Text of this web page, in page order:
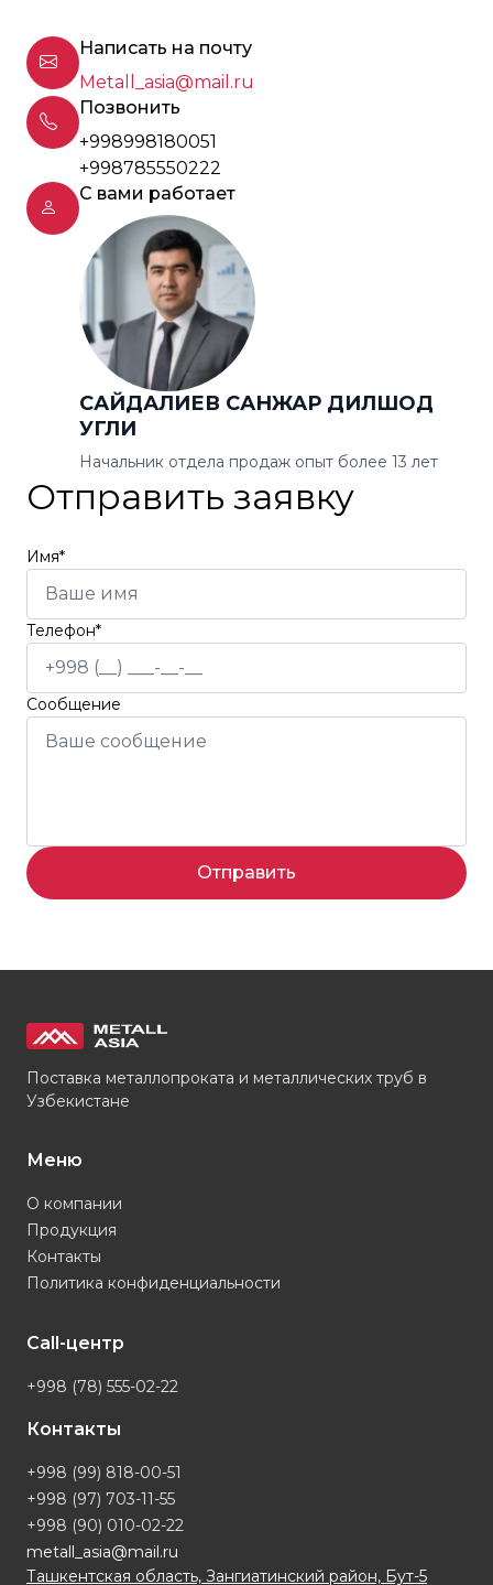
Написать на почту
Metall_asia@mail.ru
Позвонить
+998998180051
+998785550222
С вами работает
САЙДАЛИЕВ САНЖАР ДИЛШОД
УГЛИ
Начальник отдела продаж опыт более 13 лет
Отправить заявку
Имя*
Телефон*
Сообщение
Отправить
Поставка металлопроката и металлических труб в
Узбекистане
Меню
О компании
Продукция
Контакты
Политика конфиденциальности
Call-центр
+998 (78) 555-02-22
Контакты
+998 (99) 818-00-51
+998 (97) 703-11-55
+998 (90) 010-02-22
metall_asia@mail.ru
Ташкентская область, Зангиатинский район, Бут-5